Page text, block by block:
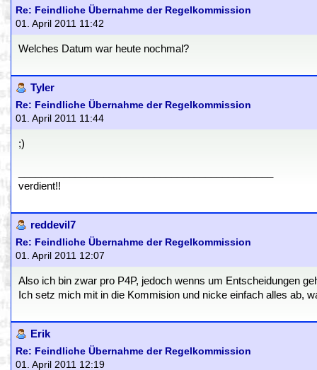
Re: Feindliche Übernahme der Regelkommission
01. April 2011 11:42
Welches Datum war heute nochmal?
Tyler
Re: Feindliche Übernahme der Regelkommission
01. April 2011 11:44
;)
verdient!!
reddevil7
Re: Feindliche Übernahme der Regelkommission
01. April 2011 12:07
Also ich bin zwar pro P4P, jedoch wenns um Entscheidungen
Ich setz mich mit in die Kommision und nicke einfach alles ab,
Erik
Re: Feindliche Übernahme der Regelkommission
01. April 2011 12:19